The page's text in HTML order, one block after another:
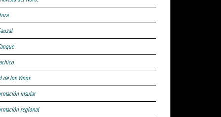
de los Vinos
insular
regional